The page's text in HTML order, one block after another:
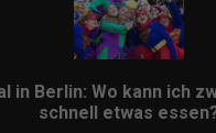
in Berlin: Wo kann ich
schnell etwas